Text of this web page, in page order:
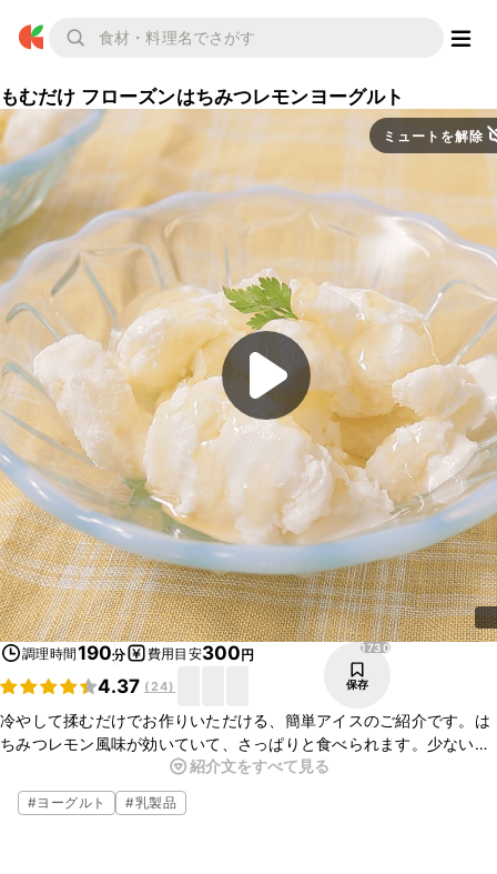
もむだけ フローズンはちみつレモンヨーグルト
ミュートを解除
調理時間190分 費用目安300円
4.37 (24)
1730
保存
冷やして揉むだけでお作りいただける、簡単アイスのご紹介です。は
ちみつレモン風味が効いていて、さっぱりと食べられます。少ない材
料で簡単にお作りいただけますので、ぜひお試しくださいね。
紹介文をすべて見る
#ヨーグルト #乳製品